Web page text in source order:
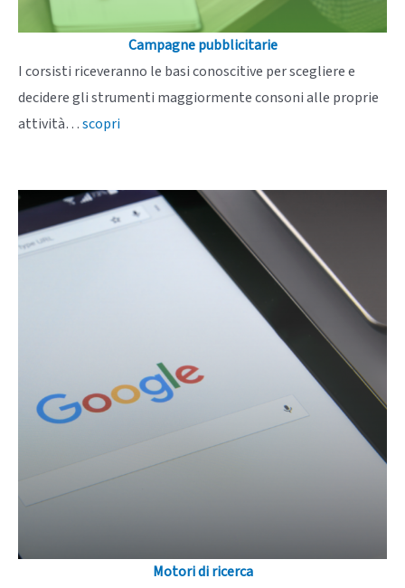
Campagne pubblicitarie
I corsisti riceveranno le basi conoscitive per scegliere e
decidere gli strumenti maggiormente consoni alle proprie
attività…scopri
Motori di ricerca